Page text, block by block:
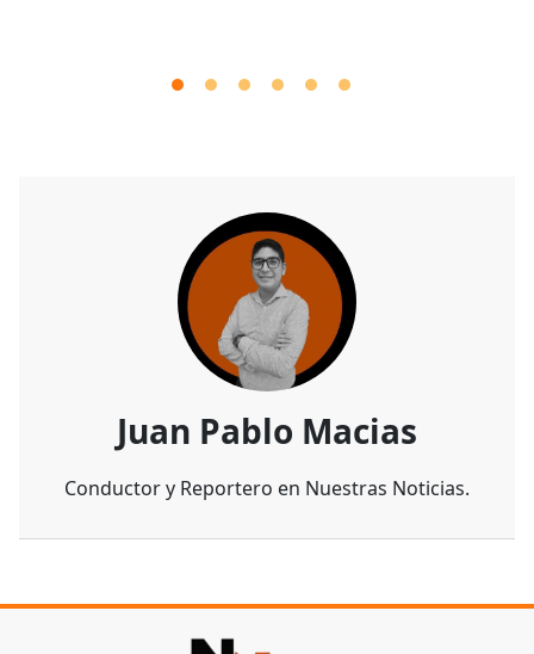
Juan Pablo Macias
Conductor y Reportero en Nuestras Noticias.